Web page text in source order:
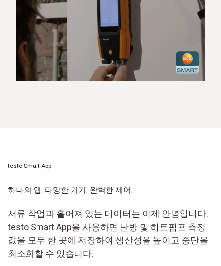
testo Smart App
하나의 앱. 다양한 기기. 완벽한 제어.
서류 작업과 흩어져 있는 데이터는 이제 안녕입니다.
testo Smart App을 사용하면 난방 및 히트펌프 측정
값을 모두 한 곳에 저장하여 생산성을 높이고 중단을
최소화할 수 있습니다.